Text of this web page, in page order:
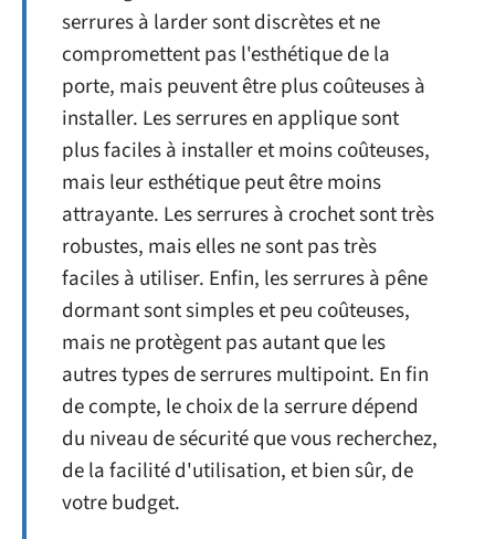
serrures à larder sont discrètes et ne
compromettent pas l'esthétique de la
porte, mais peuvent être plus coûteuses à
installer. Les serrures en applique sont
plus faciles à installer et moins coûteuses,
mais leur esthétique peut être moins
attrayante. Les serrures à crochet sont très
robustes, mais elles ne sont pas très
faciles à utiliser. Enfin, les serrures à pêne
dormant sont simples et peu coûteuses,
mais ne protègent pas autant que les
autres types de serrures multipoint. En fin
de compte, le choix de la serrure dépend
du niveau de sécurité que vous recherchez,
de la facilité d'utilisation, et bien sûr, de
votre budget.